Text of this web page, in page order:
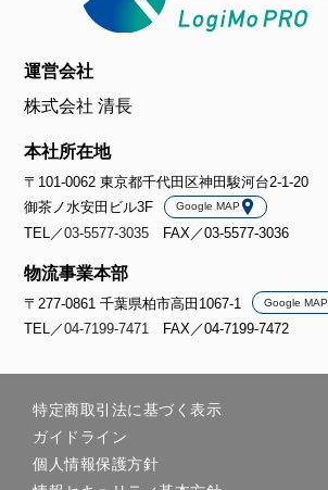
運営会社
株式会社 清長
本社所在地
〒101-0062 東京都千代田区神田駿河台2-1-20
御茶ノ水安田ビル3F
Google MAP
TEL／03-5577-3035 FAX／03-5577-3036
物流事業本部
〒277-0861 千葉県柏市高田1067-1 Google MAP
TEL／04-7199-7471 FAX／04-7199-7472
特定商取引法に基づく表示
ガイドライン
個人情報保護方針